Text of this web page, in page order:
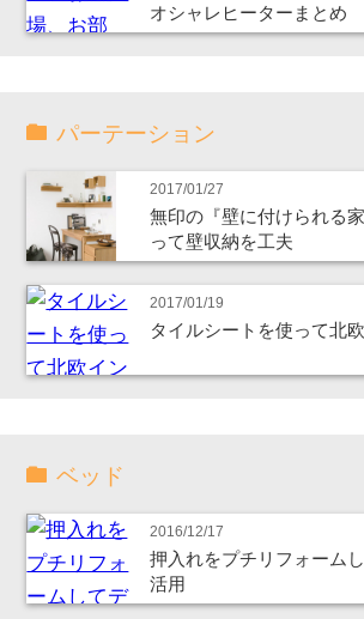
オシャレヒーターまとめ
パーテーション
2017/01/27
無印の『壁に付けられる
って壁収納を工夫
2017/01/19
タイルシートを使って北
ベッド
2016/12/17
押入れをプチリフォーム
活用